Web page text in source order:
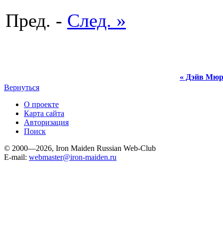
Пред. - След. »
« Дэйв
Вернуться
О проекте
Карта сайта
Авторизация
Поиск
© 2000—2026, Iron Maiden Russian Web-Club
E-mail: webmaster@iron-maiden.ru